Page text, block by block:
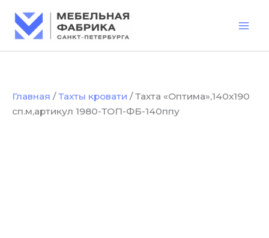
содержимому
Главная /Тахты кровати / Тахта «Оптима»,140х190
сп.м,артикул 1980-ТОП-ФБ-140ппу
товара
Тахта
"Оптима",140х190
сп.м,артикул
ФБ-140ппу